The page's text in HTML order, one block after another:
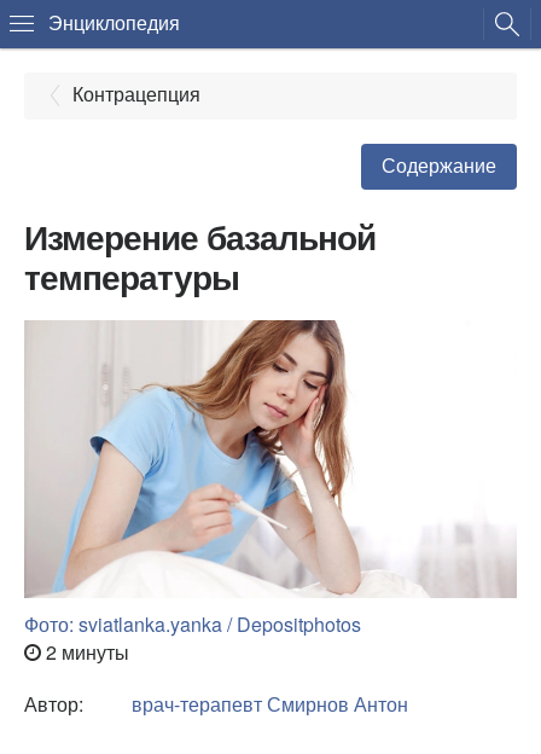
Энциклопедия
Контрацепция
Содержание
Измерение базальной
температуры
Фото: sviatlanka.yanka / Depositphotos
2 минуты
Автор:
врач-терапевтСмирнов Антон